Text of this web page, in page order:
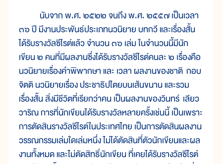
นับจาก พ.ศ. ๒๕๒๒ จนถึง พ.ศ. ๒๕๕๗ เป็นเวลา
๓๖ ปี มีงานประพันธ์ประเภทนวนิยาย บทกวี และเรื่องสั้น
ได้รับรางวัลซีไรต์แล้ว จำนวน ๓๖ เล่ม ในจำนวนนี้มีนัก
เขียน ๒ คนที่มีผลงานซึ่งได้รับรางวัลซีไรต์คนละ ๒ เรื่องคือ
นวนิยายเรื่องคำพิพากษา และ เวลา ผลงานของชาติ กอบ
จิตติ นวนิยายเรื่อง ประชาธิปไตยบนเส้นขนาน และรวม
เรื่องสั้น สิ่งมีชีวิตที่เรียกว่าคน เป็นผลงานของวินทร์ เลียว
วาริณ การที่นักเขียนได้รับรางวัลหลายครั้งเช่นนี้ เป็นเพราะ
การตัดสินรางวัลซีไรต์ในประเทศไทย เป็นการตัดสินผลงาน
วรรณกรรมเล่มใดเล่มหนึ่ง ไม่ได้ตัดสินที่ตัวนักเขียนและผล
งานทั้งหมด และไม่ตัดสิทธิ์นักเขียน ที่เคยได้รับรางวัลซีไรต์